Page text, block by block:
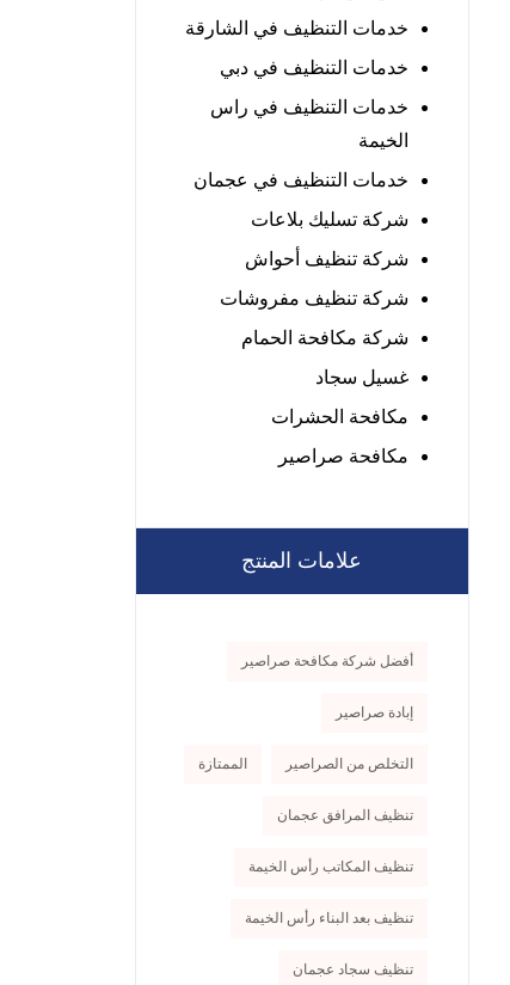
خدمات التنظيف في الشارقة
خدمات التنظيف في دبي
خدمات التنظيف في راس
الخيمة
خدمات التنظيف في عجمان
شركة تسليك بلاعات
شركة تنظيف أحواش
شركة تنظيف مفروشات
شركة مكافحة الحمام
غسيل سجاد
مكافحة الحشرات
مكافحة صراصير
علامات المنتج
أفضل شركة مكافحة صراصير
إبادة صراصير
التخلص من الصراصير الممتازة
تنظيف المرافق عجمان
تنظيف المكاتب رأس الخيمة
تنظيف بعد البناء رأس الخيمة
تنظيف سجاد عجمان